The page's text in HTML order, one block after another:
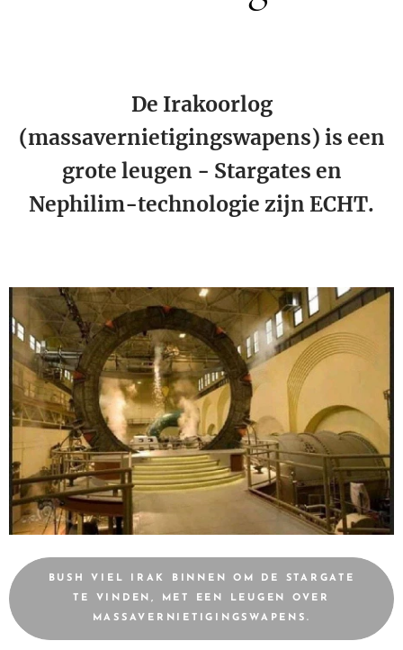
De Irakoorlog
(massavernietigingswapens) is een
grote leugen - Stargates en
Nephilim-technologie zijn ECHT.
BUSH VIEL IRAK BINNEN OM DE STARGATE
TE VINDEN, MET EEN LEUGEN OVER
MASSAVERNIETIGINGSWAPENS.